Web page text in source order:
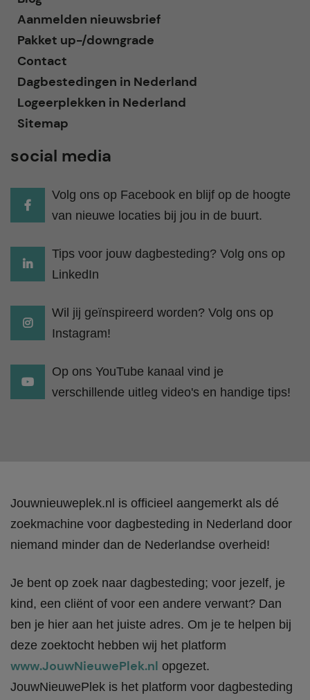
Aanmelden nieuwsbrief
Pakket up-/downgrade
Contact
Dagbestedingen in Nederland
Logeerplekken in Nederland
Sitemap
social media
Volg ons op Facebook en blijf op de hoogte
van nieuwe locaties bij jou in de buurt.
Tips voor jouw dagbesteding? Volg ons op
LinkedIn
Wil jij geïnspireerd worden? Volg ons op
Instagram!
Op ons YouTube kanaal vind je
verschillende uitleg video's en handige tips!
Jouwnieuweplek.nl is officieel aangemerkt als dé
zoekmachine voor dagbesteding in Nederland door
niemand minder dan de Nederlandse overheid!
Je bent op zoek naar dagbesteding; voor jezelf, je
kind, een cliënt of voor een andere verwant? Dan
ben je hier aan het juiste adres. Om je te helpen bij
deze zoektocht hebben wij het platform
www.JouwNieuwePlek.nl opgezet.
JouwNieuwePlek is het platform voor dagbesteding